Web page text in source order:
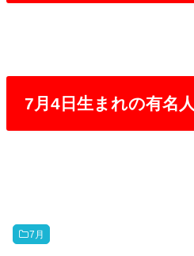
7月4日生まれの有名人
7月